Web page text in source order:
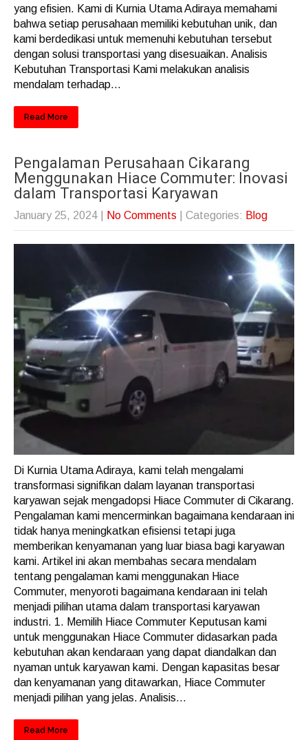
yang efisien. Kami di Kurnia Utama Adiraya memahami
bahwa setiap perusahaan memiliki kebutuhan unik, dan
kami berdedikasi untuk memenuhi kebutuhan tersebut
dengan solusi transportasi yang disesuaikan. Analisis
Kebutuhan Transportasi Kami melakukan analisis
mendalam terhadap...
Read More
Pengalaman Perusahaan Cikarang
Menggunakan Hiace Commuter: Inovasi
dalam Transportasi Karyawan
January 25, 2024 No Comments | Categories: Blog
Di Kurnia Utama Adiraya, kami telah mengalami
transformasi signifikan dalam layanan transportasi
karyawan sejak mengadopsi Hiace Commuter di Cikarang.
Pengalaman kami mencerminkan bagaimana kendaraan ini
tidak hanya meningkatkan efisiensi tetapi juga
memberikan kenyamanan yang luar biasa bagi karyawan
kami. Artikel ini akan membahas secara mendalam
tentang pengalaman kami menggunakan Hiace
Commuter, menyoroti bagaimana kendaraan ini telah
menjadi pilihan utama dalam transportasi karyawan
industri. 1. Memilih Hiace Commuter Keputusan kami
untuk menggunakan Hiace Commuter didasarkan pada
kebutuhan akan kendaraan yang dapat diandalkan dan
nyaman untuk karyawan kami. Dengan kapasitas besar
dan kenyamanan yang ditawarkan, Hiace Commuter
menjadi pilihan yang jelas. Analisis...
Read More